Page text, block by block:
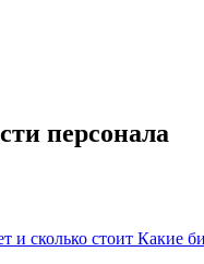
персонала
и сколько стоит Какие